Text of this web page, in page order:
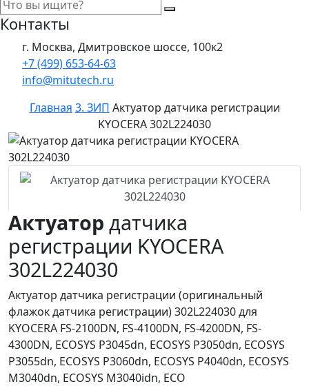
Контакты
г. Москва, Дмитровское шоссе, 100к2
+7 (499) 653-64-63
info@mitutech.ru
Главная 3. ЗИП Актуатор датчика регистрации
KYOCERA 302L224030
Актуатор датчика
регистрации KYOCERA
302L224030
Актуатор датчика регистрации (оригинальный
флажок датчика регистрации) 302L224030 для
KYOCERA FS-2100DN, FS-4100DN, FS-4200DN, FS-
4300DN, ECOSYS P3045dn, ECOSYS P3050dn, ECOSYS
P3055dn, ECOSYS P3060dn, ECOSYS P4040dn, ECOSYS
M3040dn, ECOSYS M3040idn, ECO